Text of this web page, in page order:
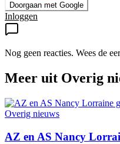
Doorgaan met Google
Inloggen
Nog geen reacties. Wees de
Meer uit Overig
Overig nieuws
AZ en AS Nancy